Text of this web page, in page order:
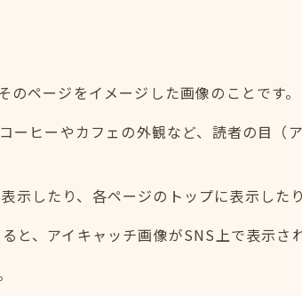
ページをイメージした画像のことです。
ヒーやカフェの外観など、読者の目（
したり、各ページのトップに表示したり
、アイキャッチ画像がSNS上で表示され